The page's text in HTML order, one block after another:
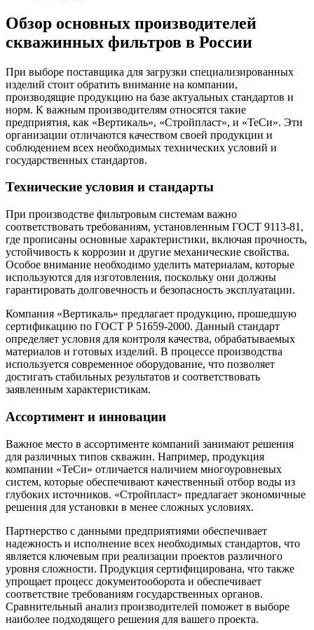
Обзор основных производителей
скважинных фильтров в России
При выборе поставщика для загрузки специализированных
изделий стоит обратить внимание на компании,
производящие продукцию на базе актуальных стандартов и
норм. К важным производителям относятся такие
предприятия, как «Вертикаль», «Стройпласт», и «ТеСи». Эти
организации отличаются качеством своей продукции и
соблюдением всех необходимых технических условий и
государственных стандартов.
Технические условия и стандарты
При производстве фильтровым системам важно
соответствовать требованиям, установленным ГОСТ 9113-81,
где прописаны основные характеристики, включая прочность,
устойчивость к коррозии и другие механические свойства.
Особое внимание необходимо уделить материалам, которые
используются для изготовления, поскольку они должны
гарантировать долговечность и безопасность эксплуатации.
Компания «Вертикаль» предлагает продукцию, прошедшую
сертификацию по ГОСТ Р 51659-2000. Данный стандарт
определяет условия для контроля качества, обрабатываемых
материалов и готовых изделий. В процессе производства
используется современное оборудование, что позволяет
достигать стабильных результатов и соответствовать
заявленным характеристикам.
Ассортимент и инновации
Важное место в ассортименте компаний занимают решения
для различных типов скважин. Например, продукция
компании «ТеСи» отличается наличием многоуровневых
систем, которые обеспечивают качественный отбор воды из
глубоких источников. «Стройпласт» предлагает экономичные
решения для установки в менее сложных условиях.
Партнерство с данными предприятиями обеспечивает
надежность и исполнение всех необходимых стандартов, что
является ключевым при реализации проектов различного
уровня сложности. Продукция сертифицирована, что также
упрощает процесс документооборота и обеспечивает
соответствие требованиям государственных органов.
Сравнительный анализ производителей поможет в выборе
наиболее подходящего решения для вашего проекта.